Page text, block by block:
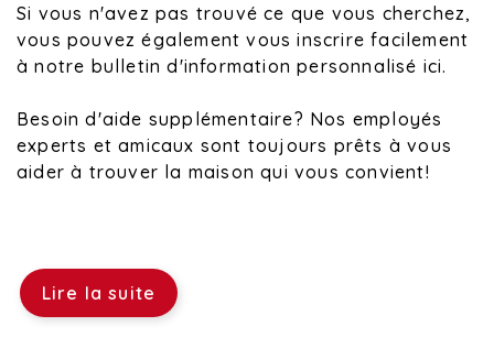
Si vous n'avez pas trouvé ce que vous cherchez,
vous pouvez également vous inscrire facilement
à notre bulletin d'information personnalisé ici.
Besoin d'aide supplémentaire? Nos employés
experts et amicaux sont toujours prêts à vous
aider à trouver la maison qui vous convient!
Lire la suite